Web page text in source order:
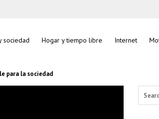
sociedad Hogar y tiempo libre Internet
para la sociedad